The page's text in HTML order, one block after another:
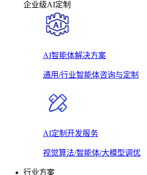
企业级AI定制
AI智能体解决方案
通用/行业智能体咨询与定制
AI定制开发服务
视觉算法/智能体/大模型调优
行业方案